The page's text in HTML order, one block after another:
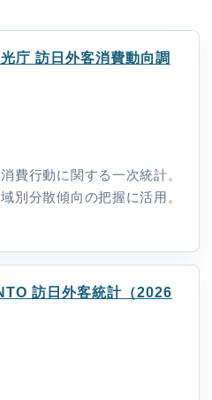
庁 訪日外客消費動向調
費行動に関する一次統計。
別分散傾向の把握に活用。
訪日外客統計（2026